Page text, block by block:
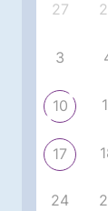
27
3
10
17
24